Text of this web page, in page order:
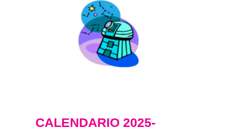
CALENDARIO 2025-